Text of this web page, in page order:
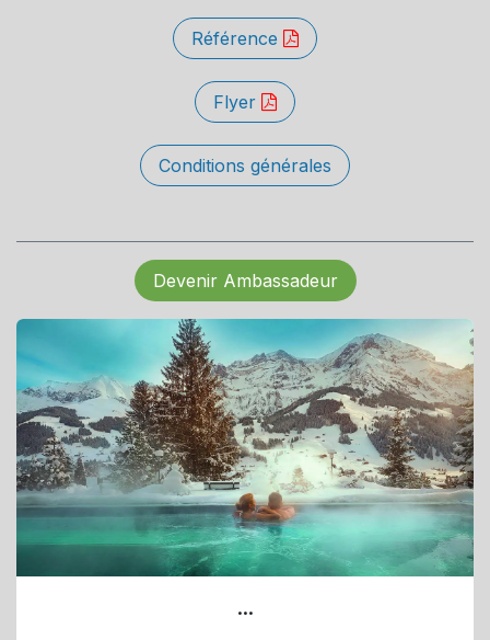
Référence
Flyer
Conditions générales
Devenir Ambassadeur
...